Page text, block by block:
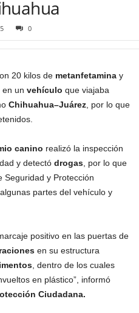
0
20 kilos de metanfetamina y
en un vehículo que viajaba
Chihuahua–Juárez , por lo que
canino realizó la inspección
y detectó drogas , por lo que
Seguridad y Protección
partes del vehículo y
positivo en las puertas de
en su estructura
, dentro de los cuales
en plástico”, informó
Ciudadana.